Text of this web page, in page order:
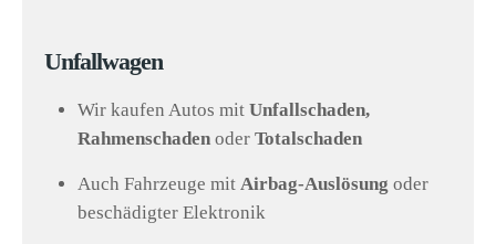
Unfallwagen
Wir kaufen Autos mit Unfallschaden,
Rahmenschaden oder Totalschaden
Auch Fahrzeuge mit Airbag-Auslösung oder
beschädigter Elektronik